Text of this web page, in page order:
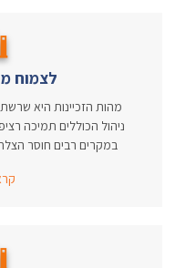
לצמוח
מהות הזכיינות היא
ניהול הכוללים תמיכה
במקרים רבים חוסר